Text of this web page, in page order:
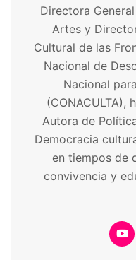
Directora
Artes y
Cultural de las
Nacional de
Nacional
(CONACULTA),
Autora de
Democracia
en tiempos de
convivencia y